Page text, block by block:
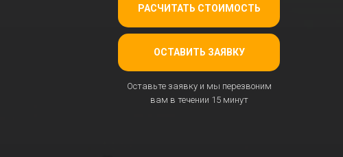
Оставьте заявку и мы перезвоним
вам в течении 15 минут
ОСТАВИТЬ ЗАЯВКУ
РАСЧИТАТЬ СТОИМОСТЬ